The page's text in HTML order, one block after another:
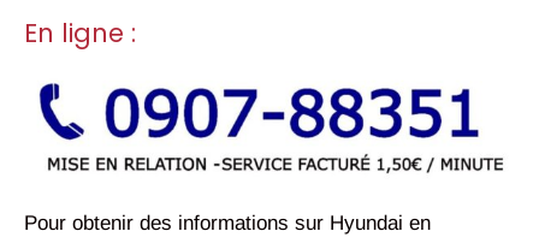
En ligne :
Pour obtenir des informations sur Hyundai en